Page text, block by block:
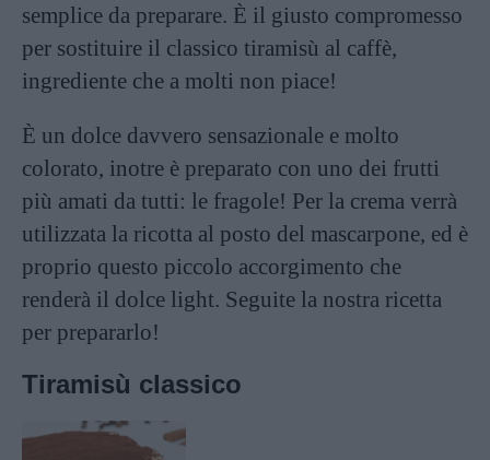
semplice da preparare. È il giusto compromesso
per sostituire il classico tiramisù al caffè,
ingrediente che a molti non piace!
È un dolce davvero sensazionale e molto
colorato, inotre è preparato con uno dei frutti
più amati da tutti: le fragole! Per la crema verrà
utilizzata la ricotta al posto del mascarpone, ed è
proprio questo piccolo accorgimento che
renderà il dolce light. Seguite la nostra ricetta
per prepararlo!
Tiramisù classico